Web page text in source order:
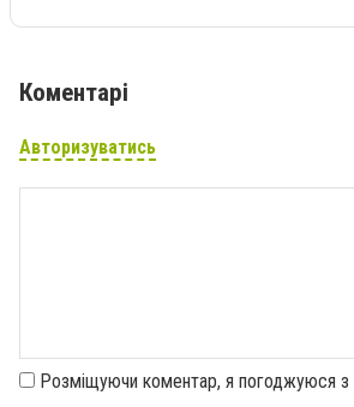
Коментарі
Авторизуватись
Розміщуючи коментар, я погоджуюся з